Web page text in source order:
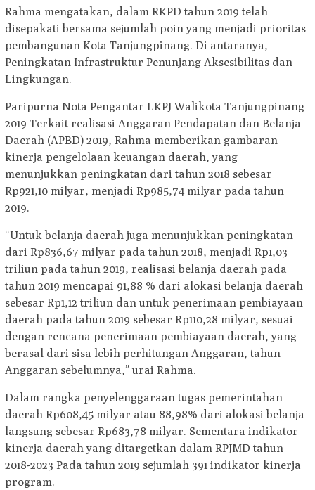
Rahma mengatakan, dalam RKPD tahun 2019 telah
disepakati bersama sejumlah poin yang menjadi prioritas
pembangunan Kota Tanjungpinang. Di antaranya,
Peningkatan Infrastruktur Penunjang Aksesibilitas dan
Lingkungan.
Paripurna Nota Pengantar LKPJ Walikota Tanjungpinang
2019 Terkait realisasi Anggaran Pendapatan dan Belanja
Daerah (APBD) 2019, Rahma memberikan gambaran
kinerja pengelolaan keuangan daerah, yang
menunjukkan peningkatan dari tahun 2018 sebesar
Rp921,10 milyar, menjadi Rp985,74 milyar pada tahun
2019.
“Untuk belanja daerah juga menunjukkan peningkatan
dari Rp836,67 milyar pada tahun 2018, menjadi Rp1,03
triliun pada tahun 2019, realisasi belanja daerah pada
tahun 2019 mencapai 91,88 % dari alokasi belanja daerah
sebesar Rp1,12 triliun dan untuk penerimaan pembiayaan
daerah pada tahun 2019 sebesar Rp110,28 milyar, sesuai
dengan rencana penerimaan pembiayaan daerah, yang
berasal dari sisa lebih perhitungan Anggaran, tahun
Anggaran sebelumnya,” urai Rahma.
Dalam rangka penyelenggaraan tugas pemerintahan
daerah Rp608,45 milyar atau 88,98% dari alokasi belanja
langsung sebesar Rp683,78 milyar. Sementara indikator
kinerja daerah yang ditargetkan dalam RPJMD tahun
2018-2023 Pada tahun 2019 sejumlah 391 indikator kinerja
program.